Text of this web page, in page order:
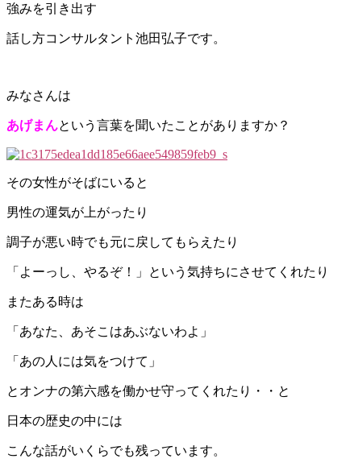
強みを引き出す
話し方コンサルタント池田弘子です。
みなさんは
あげまんという言葉を聞いたことがありますか？
その女性がそばにいると
男性の運気が上がったり
調子が悪い時でも元に戻してもらえたり
「よーっし、やるぞ！」という気持ちにさせてくれたり
またある時は
「あなた、あそこはあぶないわよ」
「あの人には気をつけて」
とオンナの第六感を働かせ守ってくれたり・・と
日本の歴史の中には
こんな話がいくらでも残っています。